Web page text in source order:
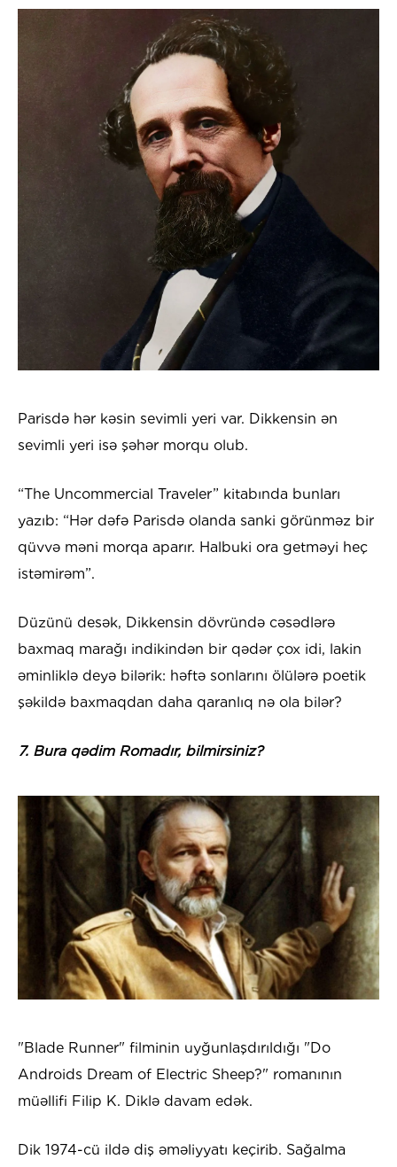
Parisdə hər kəsin sevimli yeri var. Dikkensin ən
sevimli yeri isə şəhər morqu olub.
“The Uncommercial Traveler” kitabında bunları
yazıb: “Hər dəfə Parisdə olanda sanki görünməz bir
qüvvə məni morqa aparır. Halbuki ora getməyi heç
istəmirəm”.
Düzünü desək, Dikkensin dövründə cəsədlərə
baxmaq marağı indikindən bir qədər çox idi, lakin
əminliklə deyə bilərik: həftə sonlarını ölülərə poetik
şəkildə baxmaqdan daha qaranlıq nə ola bilər?
7. Bura qədim Romadır, bilmirsiniz?
"Blade Runner" filminin uyğunlaşdırıldığı "Do
Androids Dream of Electric Sheep?" romanının
müəllifi Filip K. Diklə davam edək.
Dik 1974-cü ildə diş əməliyyatı keçirib. Sağalma